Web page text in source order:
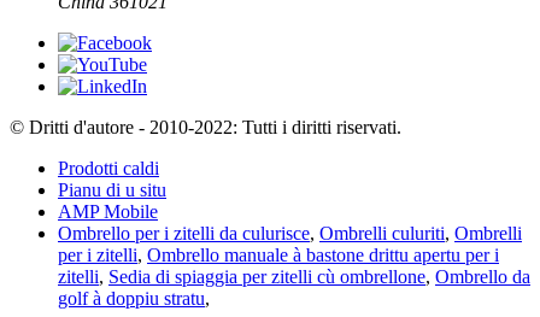
© Dritti d'autore - 2010-2022: Tutti i diritti riservati.
Prodotti caldi
Pianu di u situ
AMP Mobile
Ombrello per i zitelli da culurisce, Ombrelli culuriti, Ombrelli
per i zitelli, Ombrello manuale à bastone drittu apertu per i
zitelli, Sedia di spiaggia per zitelli cù ombrellone, Ombrello da
golf à doppiu stratu,